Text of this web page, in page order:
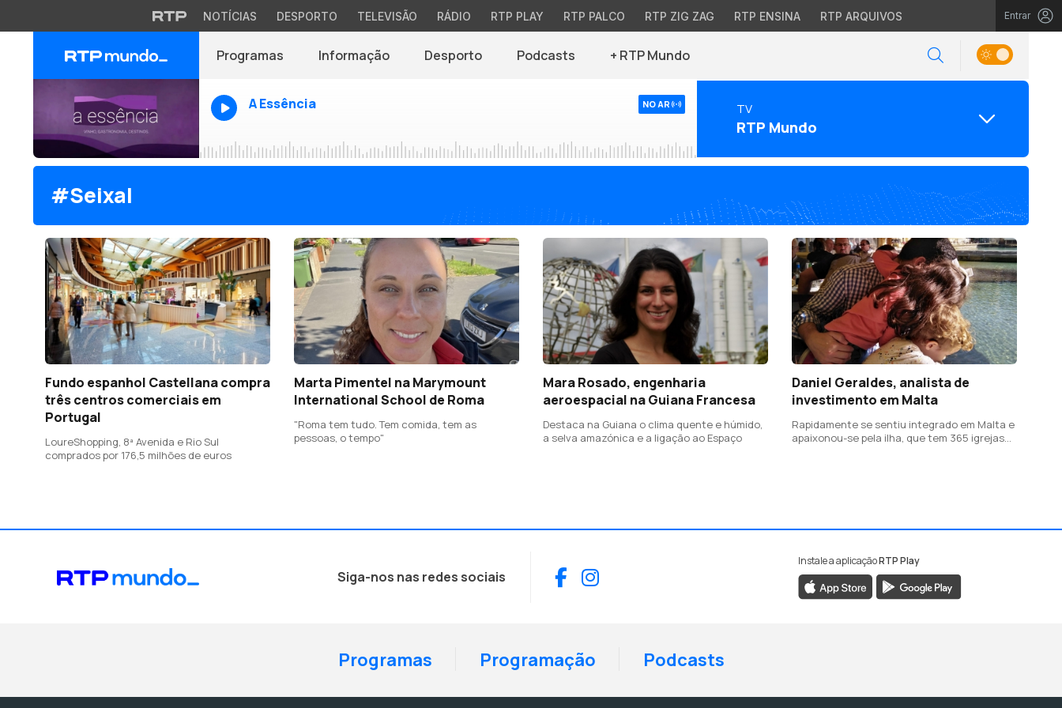
NOTÍCIAS DESPORTO TELEVISÃO RÁDIO RTP PLAY RTP PALCO RTP ZIG ZAG RTP ENSINA RTP ARQUIVOS Entrar
Programas Informação Desporto Podcasts + RTP Mundo
A Essência NO AR TV
RTP Mundo
#Seixal
Fundo espanhol Castellana compra
três centros comerciais em
Portugal
LoureShopping, 8ª Avenida e Rio Sul
comprados por 176,5 milhões de euros
Marta Pimentel na Marymount
International School de Roma
"Roma tem tudo. Tem comida, tem as
pessoas, o tempo"
Mara Rosado, engenharia
aeroespacial na Guiana Francesa
Destaca na Guiana o clima quente e húmido,
a selva amazónica e a ligação ao Espaço
Daniel Geraldes, analista de
investimento em Malta
Rapidamente se sentiu integrado em Malta e
apaixonou-se pela ilha, que tem 365 igrejas
Siga-nos nas redes sociais Facebook
Instagram
Instale a aplicaçãoRTP Play
Programas Programação Podcasts